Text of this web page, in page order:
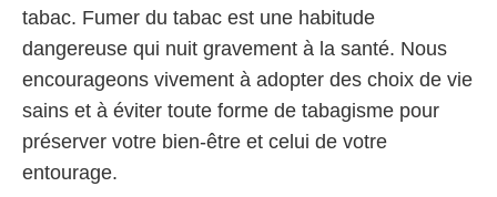
tabac. Fumer du tabac est une habitude
dangereuse qui nuit gravement à la santé. Nous
encourageons vivement à adopter des choix de vie
sains et à éviter toute forme de tabagisme pour
préserver votre bien-être et celui de votre
entourage.